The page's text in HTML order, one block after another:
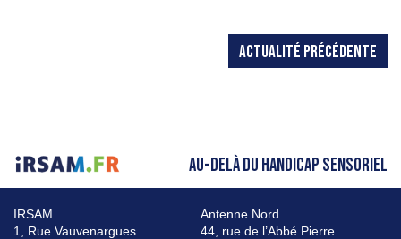
ACTUALITÉ PRÉCÉDENTE
AU-DELÀ DU HANDICAP SENSORIEL
IRSAM
1, Rue Vauvenargues
Antenne Nord
44, rue de l’Abbé Pierre